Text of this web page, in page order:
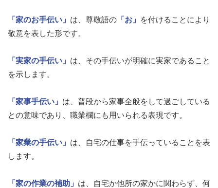
「家のお手伝い」 は、尊敬語の 「お」
を付けることにより
敬意を表した形です。
「実家の手伝い」 は、その手伝いが明確に実家であること
を示します。
「家事手伝い」 は、普段から家事全般をして過ごしている
との意味であり、職業欄にも用いられる表現です。
「家業の手伝い」 は、自宅の仕事を手伝っていることを表
します。
「家の作業の補助」 は、自宅か他所の家かに関わらず、何